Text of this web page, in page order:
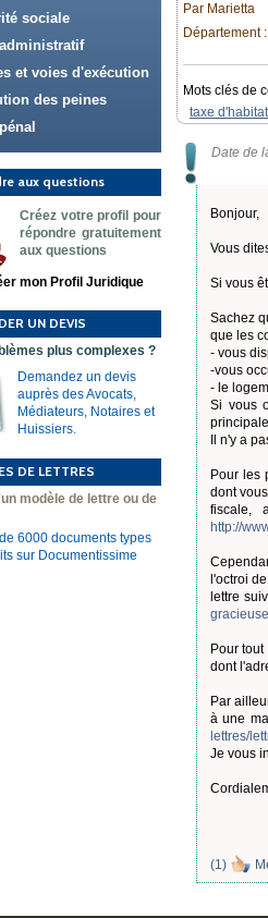
sociale
et voies d'exécution
des peines
aux questions
Créez votre profil pour
répondre gratuitement
aux questions
mon Profil Juridique
UN DEVIS
plus complexes ?
Demandez un devis
auprès des Avocats,
Médiateurs, Notaires et
Huissiers.
DE LETTRES
modèle de lettre ou de
6000 documents types
sur Documentissime
Par Marietta
Département
Mots clés de
taxe
Date de
Bonjour,
Vous
Si vous
Sachez
que les
- vous
-vous
- le
Si vous
Il n'y a
Pour les
dont
fiscale,
http://
l'octroi
lettre
Pour
dont
Par
à une
lettres/
Je vous
(1)